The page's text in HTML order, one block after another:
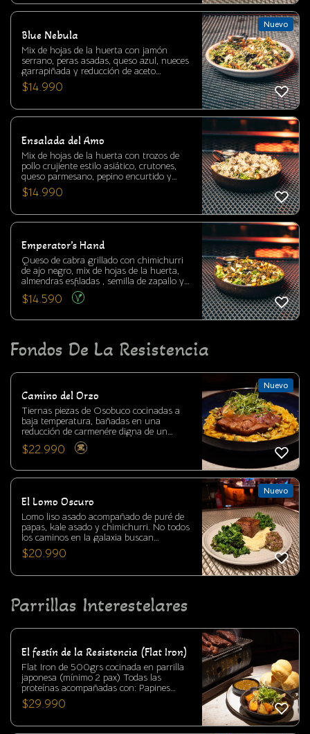
con respeto y precisión. Una preparación
Blue Nebula
Mix de hojas de la huerta con jamón
serrano, peras asadas, queso azul, nueces
garrapiñada y reducción de aceto
balsámico.
$14.990
Nuevo
Ensalada del Amo
Mix de hojas de la huerta con trozos de
pollo crujiente estilo asiático, crutones,
queso parmesano, pepino encurtido y
salsa césar de la casa.
$14.990
Emperator’s Hand
Queso de cabra grillado con chimichurri
de ajo negro, mix de hojas de la huerta,
almendras esfiladas , semilla de zapallo y
papa camote.
$14.590
Fondos De La Resistencia
Camino del Orzo
Tiernas piezas de Osobuco cocinadas a
baja temperatura, bañadas en una
reducción de carmenére digna de un
contrabandista intergaláctico.
Acompañado de un orzo cremoso con
con semillas doradas y hojas frescas de
$22.990
Nuevo
El Lomo Oscuro
Lomo liso asado acompañado de puré de
papas, kale asado y chimichurri. No todos
los caminos en la galaxia buscan
equilibrio. Algunos abrazan la intensidad,
el fuego y la transformación. Este plato
potente, directa y sin concesiones, donde
máxima expresión.
$20.990
Nuevo
Parrillas Interestelares
El festín de la Resistencia (Flat Iron)
Flat Iron de 500grs cocinada en parrilla
japonesa (mínimo 2 pax) Todas las
proteínas acompañadas con: Papines
Salsa demi glace Chancho en piedra
Marraquetas
$29.990